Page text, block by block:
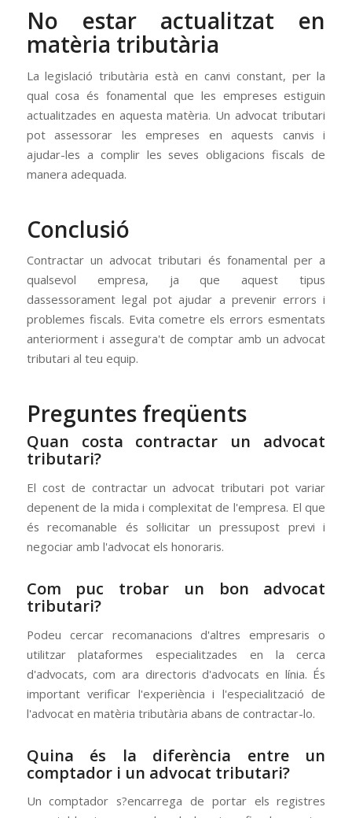
No estar actualitzat en
matèria tributària
La legislació tributària està en canvi constant, per la
qual cosa és fonamental que les empreses estiguin
actualitzades en aquesta matèria. Un advocat tributari
pot assessorar les empreses en aquests canvis i
ajudar-les a complir les seves obligacions fiscals de
manera adequada.
Conclusió
Contractar un advocat tributari és fonamental per a
qualsevol empresa, ja que aquest tipus
dassessorament legal pot ajudar a prevenir errors i
problemes fiscals. Evita cometre els errors esmentats
anteriorment i assegura't de comptar amb un advocat
tributari al teu equip.
Preguntes freqüents
Quan costa contractar un advocat
tributari?
El cost de contractar un advocat tributari pot variar
depenent de la mida i complexitat de l'empresa. El que
és recomanable és sol·licitar un pressupost previ i
negociar amb l'advocat els honoraris.
Com puc trobar un bon advocat
tributari?
Podeu cercar recomanacions d'altres empresaris o
utilitzar plataformes especialitzades en la cerca
d'advocats, com ara directoris d'advocats en línia. És
important verificar l'experiència i l'especialització de
l'advocat en matèria tributària abans de contractar-lo.
Quina és la diferència entre un
comptador i un advocat tributari?
Un comptador s?encarrega de portar els registres